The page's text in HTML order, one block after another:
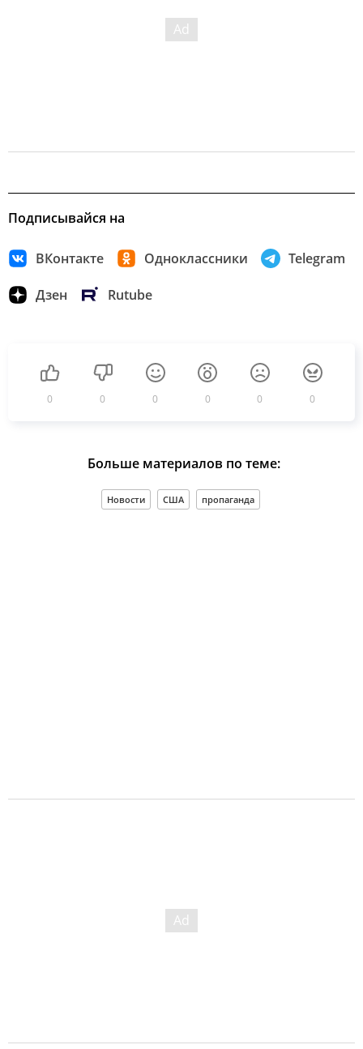
Подписывайся на
ВКонтакте Одноклассники Telegram
Дзен Rutube
0 0 0 0 0 0
Больше материалов по теме:
Новости США пропаганда